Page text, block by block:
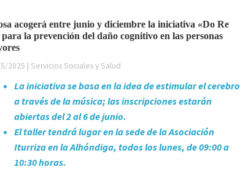
acogerá entre junio y diciembre la iniciativa «Do Re
la prevención del daño cognitivo en las personas
2025 | Servicios Sociales y Salud
La iniciativa se basa en la idea de estimular el cerebro
a través de la música; las inscripciones estarán
abiertas del 2 al 6 de junio.
El taller tendrá lugar en la sede de la Asociación
Iturriza en la Alhóndiga, todos los lunes, de 09:00 a
10:30 horas.